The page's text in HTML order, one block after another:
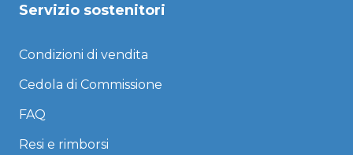
Servizio sostenitori
Condizioni di vendita
Cedola di Commissione
FAQ
Resi e rimborsi